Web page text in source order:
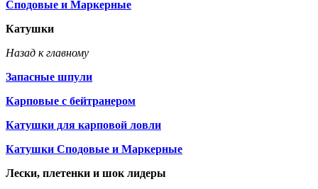
Сподовые и Маркерные
Катушки
Назад к главному
Запасные шпули
Карповые с бейтранером
Катушки для карповой ловли
Катушки Сподовые и Маркерные
Лески, плетенки и шок лидеры